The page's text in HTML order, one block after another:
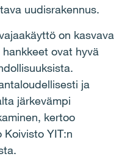
uudisrakennus.
on kasvava
ovat hyvä
ja
järkevämpi
kertoo
Koivisto YIT:n